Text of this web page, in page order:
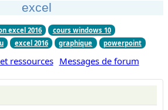
excel
excel 2016
cours windows 10
excel 2016 graphique powerpoint
ressources Messages de forum